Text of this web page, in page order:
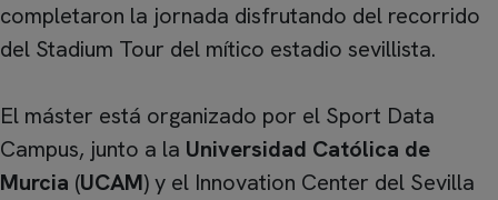
completaron la jornada disfrutando del recorrido
del Stadium Tour del mítico estadio sevillista.
El máster está organizado por el Sport Data
Campus, junto a la Universidad Católica de
Murcia (UCAM) y el Innovation Center del Sevilla